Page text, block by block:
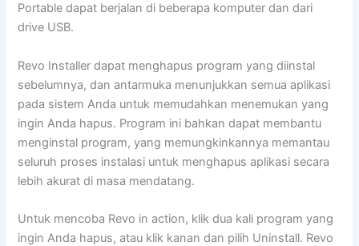
Portable dapat berjalan di beberapa komputer dan dari
drive USB.
Revo Installer dapat menghapus program yang diinstal
sebelumnya, dan antarmuka menunjukkan semua aplikasi
pada sistem Anda untuk memudahkan menemukan yang
ingin Anda hapus. Program ini bahkan dapat membantu
menginstal program, yang memungkinkannya memantau
seluruh proses instalasi untuk menghapus aplikasi secara
lebih akurat di masa mendatang.
Untuk mencoba Revo in action, klik dua kali program yang
ingin Anda hapus, atau klik kanan dan pilih Uninstall. Revo